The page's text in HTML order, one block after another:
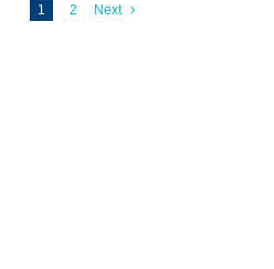
1 2 Next